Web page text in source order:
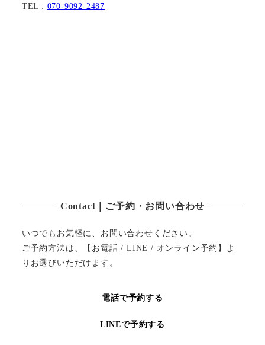
TEL : 070-9092-2487
Contact｜ご予約・お問い合わせ
いつでもお気軽に、お問い合わせください。
ご予約方法は、【お電話 / LINE / オンライン予約】よ
りお選びいただけます。
電話で予約する
LINEで予約する